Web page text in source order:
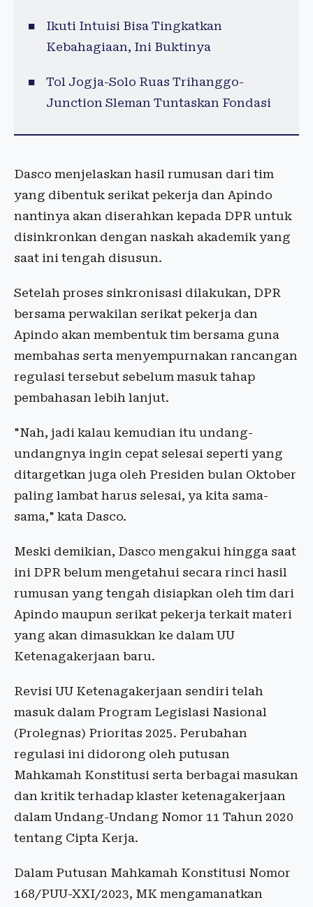
Ikuti Intuisi Bisa Tingkatkan
Kebahagiaan, Ini Buktinya
Tol Jogja-Solo Ruas Trihanggo-
Junction Sleman Tuntaskan Fondasi
Dasco menjelaskan hasil rumusan dari tim
yang dibentuk serikat pekerja dan Apindo
nantinya akan diserahkan kepada DPR untuk
disinkronkan dengan naskah akademik yang
saat ini tengah disusun.
Setelah proses sinkronisasi dilakukan, DPR
bersama perwakilan serikat pekerja dan
Apindo akan membentuk tim bersama guna
membahas serta menyempurnakan rancangan
regulasi tersebut sebelum masuk tahap
pembahasan lebih lanjut.
"Nah, jadi kalau kemudian itu undang-
undangnya ingin cepat selesai seperti yang
ditargetkan juga oleh Presiden bulan Oktober
paling lambat harus selesai, ya kita sama-
sama," kata Dasco.
Meski demikian, Dasco mengakui hingga saat
ini DPR belum mengetahui secara rinci hasil
rumusan yang tengah disiapkan oleh tim dari
Apindo maupun serikat pekerja terkait materi
yang akan dimasukkan ke dalam UU
Ketenagakerjaan baru.
Revisi UU Ketenagakerjaan sendiri telah
masuk dalam Program Legislasi Nasional
(Prolegnas) Prioritas 2025. Perubahan
regulasi ini didorong oleh putusan
Mahkamah Konstitusi serta berbagai masukan
dan kritik terhadap klaster ketenagakerjaan
dalam Undang-Undang Nomor 11 Tahun 2020
tentang Cipta Kerja.
Dalam Putusan Mahkamah Konstitusi Nomor
168/PUU-XXI/2023, MK mengamanatkan